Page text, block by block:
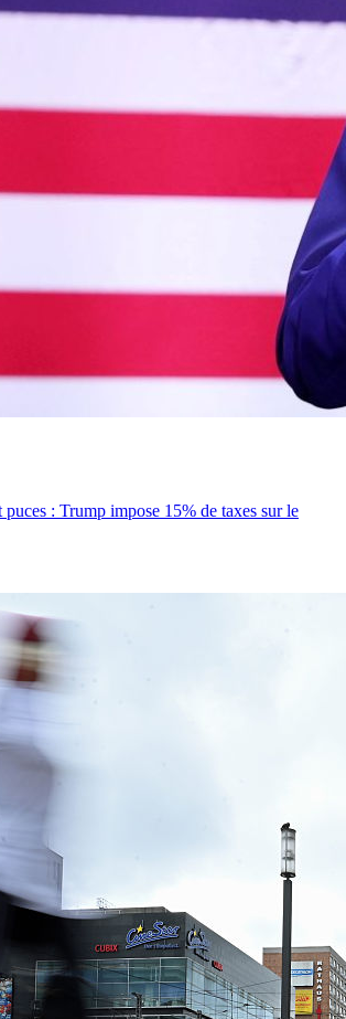
puces : Trump impose 15% de taxes sur le